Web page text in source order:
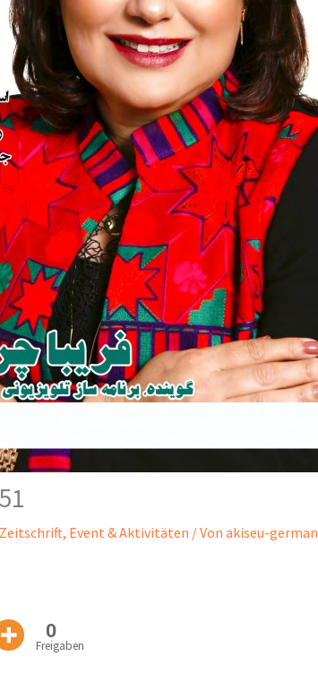
, Event & Aktivitäten / Von akiseu-german
0
Freigaben